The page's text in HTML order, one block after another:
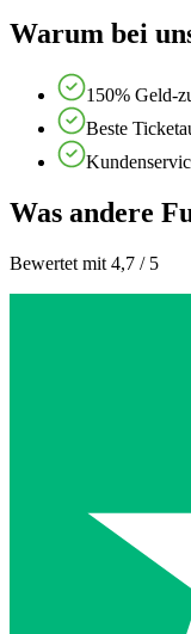
Warum bei
150% Geld-
Beste
Was andere
Bewertet mit 4,7 / 5